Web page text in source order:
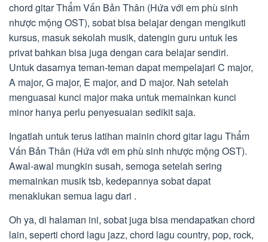
chord gitar Thẩm Vấn Bản Thân (Hứa với em phù sinh
nhược mộng OST), sobat bisa belajar dengan mengikuti
kursus, masuk sekolah musik, datengin guru untuk les
privat bahkan bisa juga dengan cara belajar sendiri.
Untuk dasarnya teman-teman dapat mempelajari C major,
A major, G major, E major, and D major. Nah setelah
menguasai kunci major maka untuk memainkan kunci
minor hanya perlu penyesuaian sedikit saja.
Ingatlah untuk terus latihan mainin chord gitar lagu Thẩm
Vấn Bản Thân (Hứa với em phù sinh nhược mộng OST).
Awal-awal mungkin susah, semoga setelah sering
memainkan musik tsb, kedepannya sobat dapat
menaklukan semua lagu dari .
Oh ya, di halaman ini, sobat juga bisa mendapatkan chord
lain, seperti chord lagu jazz, chord lagu country, pop, rock,